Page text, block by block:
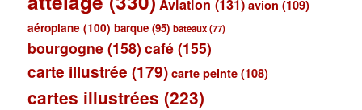
Aviation (131) avion (109)
aéroplane (100) barque (95) bateaux(77)
bourgogne (158) café (155)
carte illustrée (179) carte peinte (108)
cartes illustrées (223)